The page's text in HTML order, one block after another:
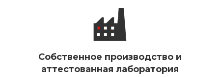
Собственное производство и
аттестованная лаборатория